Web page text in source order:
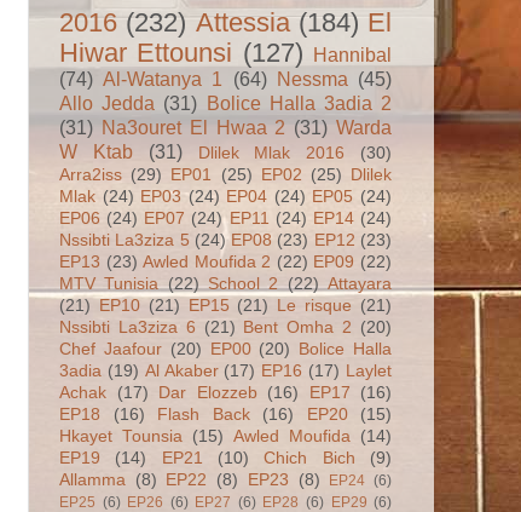
2016 (232) Attessia (184) El
Hiwar Ettounsi (127) Hannibal
(74) Al-Watanya 1 (64) Nessma (45)
Allo Jedda (31) Bolice Halla 3adia 2
(31) Na3ouret El Hwaa 2 (31) Warda
W Ktab
(31) Dlilek Mlak 2016
(30)
Arra2iss (29) EP01 (25) EP02 (25) Dlilek
Mlak (24) EP03 (24) EP04 (24) EP05 (24)
EP06 (24) EP07 (24) EP11 (24) EP14 (24)
Nssibti La3ziza 5 (24) EP08 (23) EP12 (23)
EP13 (23) Awled Moufida 2 (22) EP09 (22)
MTV Tunisia (22) School 2 (22) Attayara
(21) EP10 (21) EP15 (21) Le risque (21)
Nssibti La3ziza 6 (21) Bent Omha 2 (20)
Chef Jaafour (20) EP00 (20) Bolice Halla
3adia (19) Al Akaber (17) EP16 (17) Laylet
Achak
(17) Dar Elozzeb (16) EP17
(16)
EP18
(16) Flash Back (16) EP20
(15)
Hkayet Tounsia
(15) Awled Moufida
(14)
EP19
(14) EP21 (10) Chich Bich
(9)
Allamma
(8) EP22 (8) EP23 (8) EP24 (6)
EP25 (6) EP26 (6) EP27 (6) EP28 (6) EP29 (6)